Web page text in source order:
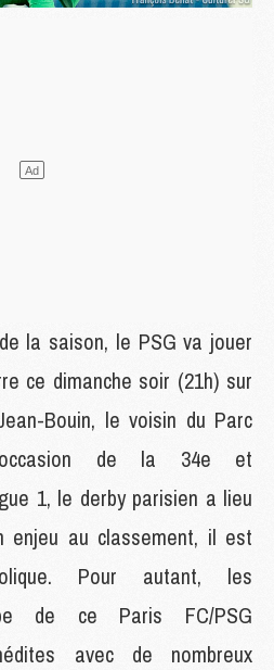
la saison, le PSG va jouer
ce dimanche soir (21h) sur
Bouin, le voisin du Parc
de la 34e et
1, le derby parisien a lieu
enjeu au classement, il est
Pour autant, les
de ce Paris FC/PSG
avec de nombreux